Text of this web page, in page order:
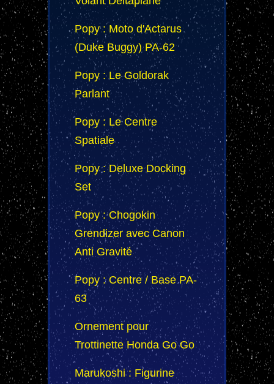
Popy : Moto d'Actarus
(Duke Buggy) PA-62
Popy : Le Goldorak
Parlant
Popy : Le Centre
Spatiale
Popy : Deluxe Docking
Set
Popy : Chogokin
Grendizer avec Canon
Anti Gravité
Popy : Centre / Base PA-
63
Ornement pour
Trottinette Honda Go Go
Marukoshi : Figurine